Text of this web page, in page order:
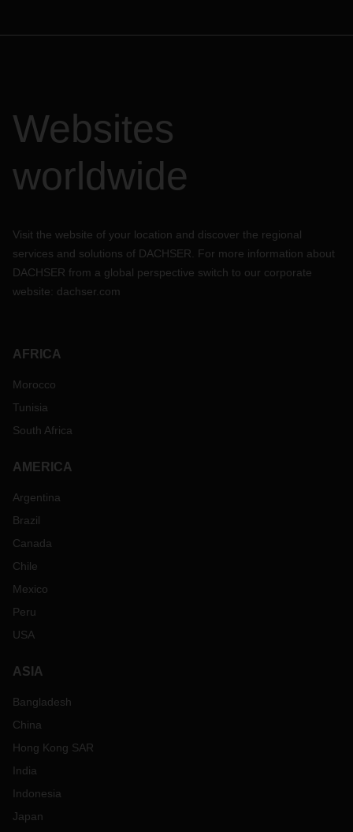
Websites
worldwide
Visit the website of your location and discover the regional
services and solutions of DACHSER. For more information about
DACHSER from a global perspective switch to our corporate
website: dachser.com
AFRICA
Morocco
Tunisia
South Africa
AMERICA
Argentina
Brazil
Canada
Chile
Mexico
Peru
USA
ASIA
Bangladesh
China
Hong Kong SAR
India
Indonesia
Japan